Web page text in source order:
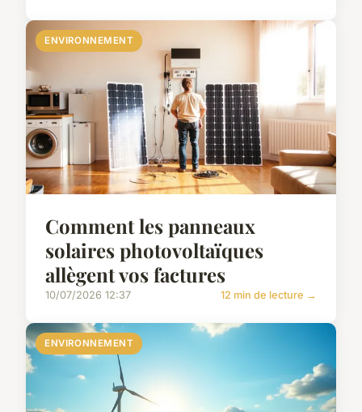
ENVIRONNEMENT
Comment les panneaux
solaires photovoltaïques
allègent vos factures
10/07/2026 12:37 12 min de lecture →
ENVIRONNEMENT